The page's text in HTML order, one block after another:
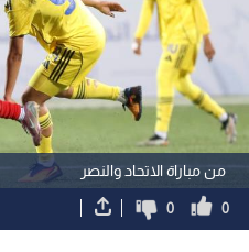
من مباراة الاتحاد والنصر
0
0